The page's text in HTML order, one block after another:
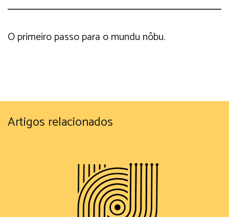
O primeiro passo para o mundu nôbu.
Artigos relacionados